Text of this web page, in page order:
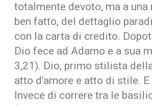
totalmente devoto, ma a
ben fatto, del dettaglio
con la carta di credito.
Dio fece ad Adamo e a sua
3,21). Dio, primo stilista
atto d’amore e atto di stile.
Invece di correre tra le